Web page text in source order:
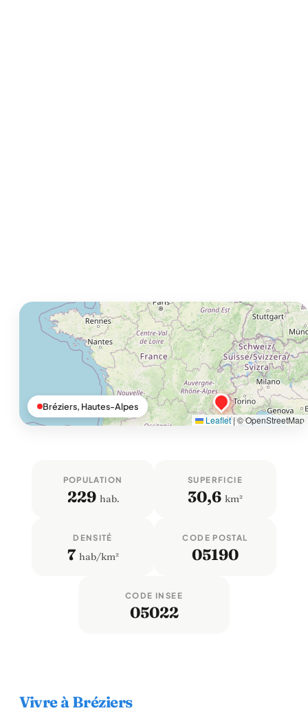
Leaflet |© OpenStreetMap
Bréziers, Hautes-Alpes
POPULATION
229 hab.
SUPERFICIE
30,6 km²
DENSITÉ
7 hab/km²
CODE POSTAL
05190
CODE INSEE
05022
Vivre à Bréziers